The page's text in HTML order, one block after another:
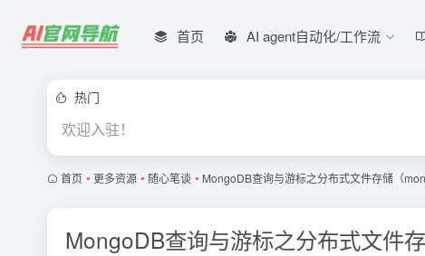
首页 AI agent自动化/工作流
热门
欢迎入驻！
首页 • 更多资源 • 随心笔谈 • MongoDB查询与游标之分布式文件存储（
MongoDB查询与游标之分布式文件